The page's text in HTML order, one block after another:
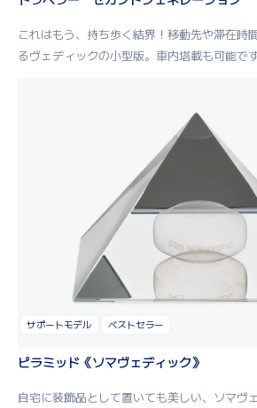
これはもう、持ち歩く結界！移動先や滞在時
るヴェディックの小型版。車内塔載も可能です
サポートモデル ベストセラー
ピラミッド《ソマヴェディック》
自宅に装飾品として置いても美しい、ソマヴ